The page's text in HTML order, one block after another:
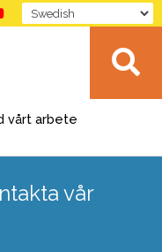
vårt arbete
vår